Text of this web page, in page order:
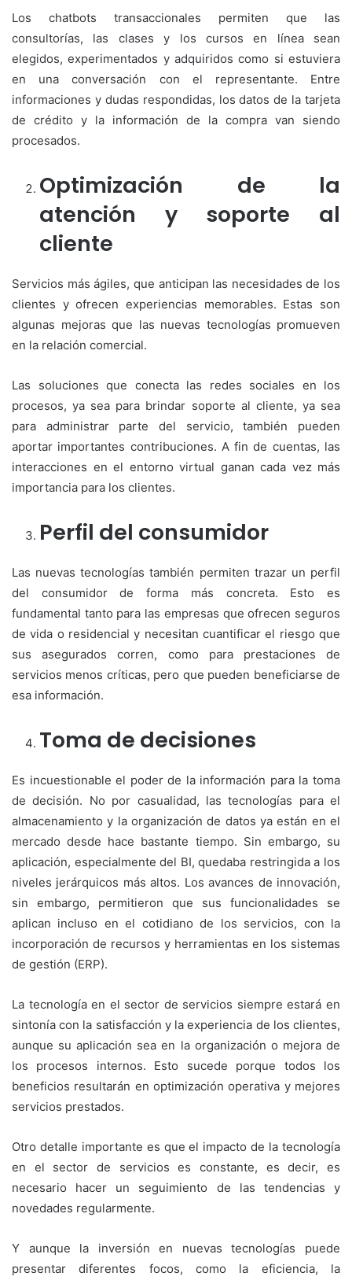
Los chatbots transaccionales permiten que las
consultorías, las clases y los cursos en línea sean
elegidos, experimentados y adquiridos como si estuviera
en una conversación con el representante. Entre
informaciones y dudas respondidas, los datos de la tarjeta
de crédito y la información de la compra van siendo
procesados.
Optimización de la
atención y soporte al
cliente
Servicios más ágiles, que anticipan las necesidades de los
clientes y ofrecen experiencias memorables. Estas son
algunas mejoras que las nuevas tecnologías promueven
en la relación comercial.
Las soluciones que conecta las redes sociales en los
procesos, ya sea para brindar soporte al cliente, ya sea
para administrar parte del servicio, también pueden
aportar importantes contribuciones. A fin de cuentas, las
interacciones en el entorno virtual ganan cada vez más
importancia para los clientes.
Perfil del consumidor
Las nuevas tecnologías también permiten trazar un perfil
del consumidor de forma más concreta. Esto es
fundamental tanto para las empresas que ofrecen seguros
de vida o residencial y necesitan cuantificar el riesgo que
sus asegurados corren, como para prestaciones de
servicios menos críticas, pero que pueden beneficiarse de
esa información.
Toma de decisiones
Es incuestionable el poder de la información para la toma
de decisión. No por casualidad, las tecnologías para el
almacenamiento y la organización de datos ya están en el
mercado desde hace bastante tiempo. Sin embargo, su
aplicación, especialmente del BI, quedaba restringida a los
niveles jerárquicos más altos. Los avances de innovación,
sin embargo, permitieron que sus funcionalidades se
aplican incluso en el cotidiano de los servicios, con la
incorporación de recursos y herramientas en los sistemas
de gestión (ERP).
La tecnología en el sector de servicios siempre estará en
sintonía con la satisfacción y la experiencia de los clientes,
aunque su aplicación sea en la organización o mejora de
los procesos internos. Esto sucede porque todos los
beneficios resultarán en optimización operativa y mejores
servicios prestados.
Otro detalle importante es que el impacto de la tecnología
en el sector de servicios es constante, es decir, es
necesario hacer un seguimiento de las tendencias y
novedades regularmente.
Y aunque la inversión en nuevas tecnologías puede
presentar diferentes focos, como la eficiencia, la